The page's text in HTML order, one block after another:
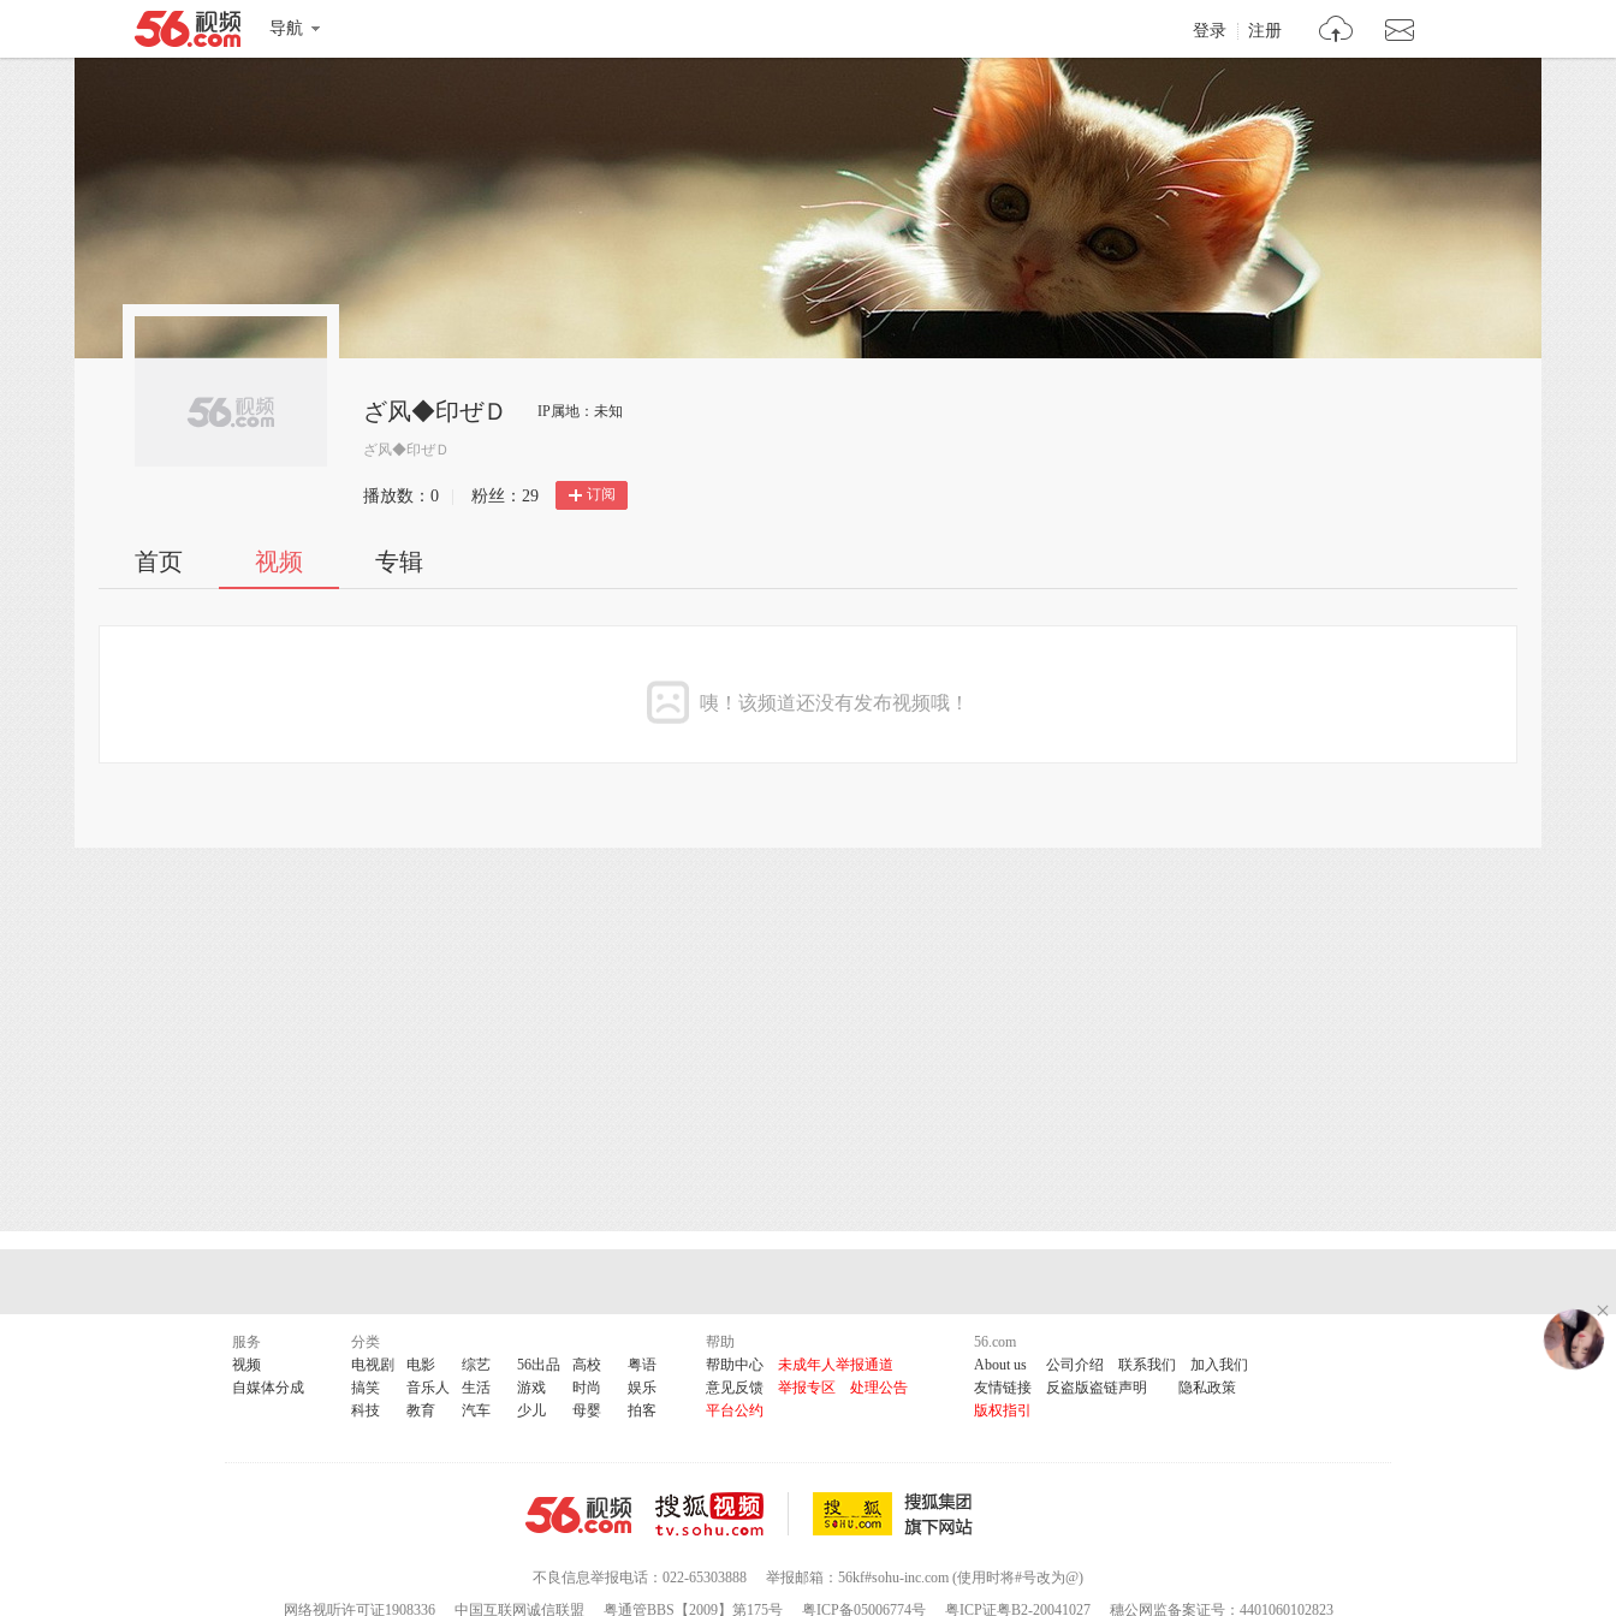
导航 登录 注册
ざ风◆印ぜＤ IP属地：未知
ざ风◆印ぜＤ
播放数： 0 粉丝： 29 订阅
首页 视频 专辑
咦！该频道还没有发布视频哦！
服务
视频
自媒体分成
分类
电视剧
电影 综艺 56出品 高校
粤语
搞笑
音乐人 生活 游戏 时尚
娱乐
科技
教育 汽车 少儿 母婴 拍客
帮助
帮助中心
未成年人举报通道
意见反馈
举报专区
处理公告
平台公约
56.com
About us
公司介绍 联系我们
加入我们
友情链接
反盗版盗链声明
隐私政策
版权指引
不良信息举报电话：022-65303888
举报邮箱：56kf#sohu-inc.com (使用时将#号改为@)
网络视听许可证1908336
中国互联网诚信联盟 粤通管BBS【2009】第175号 粤ICP备05006774号 粤ICP证粤B2-20041027 穗公网监备案证号：4401060102823